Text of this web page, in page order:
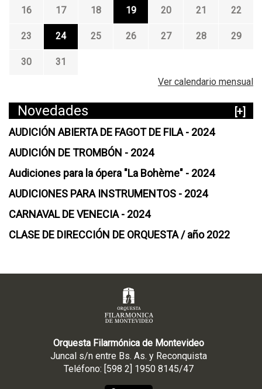
16 17 18 19 20 21 22
23 24 25 26 27 28 29
30
31
Ver calendario mensual
Novedades
[+]
AUDICIÓN ABIERTA DE FAGOT DE FILA - 2024
AUDICIÓN DE TROMBÓN - 2024
Audiciones para la ópera "La Bohème" - 2024
AUDICIONES PARA INSTRUMENTOS - 2024
CARNAVAL DE VENECIA - 2024
CLASE DE DIRECCIÓN DE ORQUESTA / año 2022
Orquesta Filarmónica de Montevideo
Juncal s/n entre Bs. As. y Reconquista
Teléfono: [598 2] 1950 8145/47